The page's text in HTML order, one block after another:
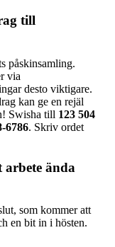
till
påskinsamling.
via
desto viktigare.
kan ge en rejäl
Swisha till 123 504
6786. Skriv ordet
arbete ända
som kommer att
en bit in i hösten.